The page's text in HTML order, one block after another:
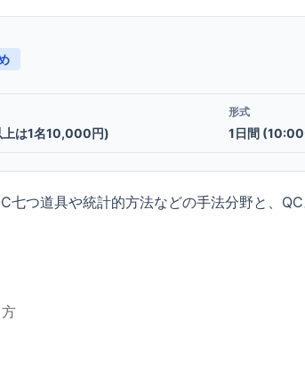
は1名10,000円)
形式
1日間
つ道具や統計的方法などの手法分野と、